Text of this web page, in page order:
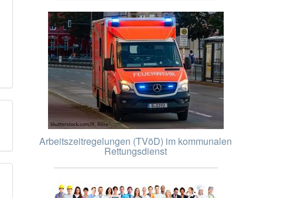
Arbeitszeitregelungen (TVöD) im kommunalen
Rettungsdienst